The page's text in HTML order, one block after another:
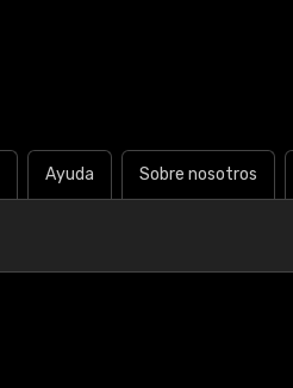
Ayuda Sobre nosotros